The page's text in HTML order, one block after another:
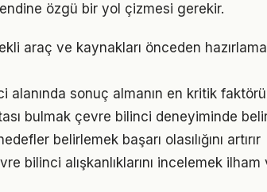
özgü bir yol çizmesi gerekir.
araç ve kaynakları önceden
alanında sonuç almanın en kritik
bulmak çevre bilinci deneyiminde
belirlemek başarı olasılığını artırır
bilinci alışkanlıklarını incelemek